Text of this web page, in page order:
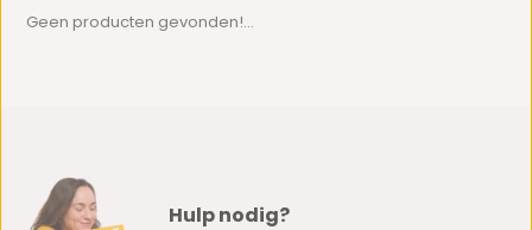
Geen producten gevonden!...
Hulp nodig?